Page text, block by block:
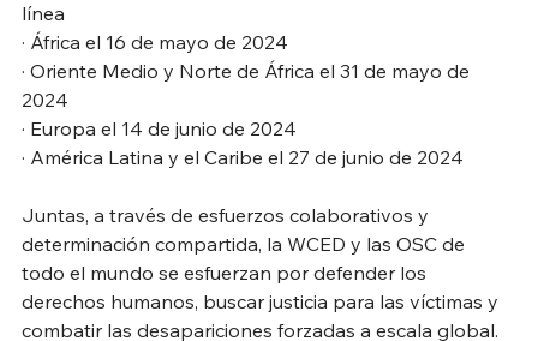
línea
· África el 16 de mayo de 2024
· Oriente Medio y Norte de África el 31 de mayo de
2024
· Europa el 14 de junio de 2024
· América Latina y el Caribe el 27 de junio de 2024
Juntas, a través de esfuerzos colaborativos y
determinación compartida, la WCED y las OSC de
todo el mundo se esfuerzan por defender los
derechos humanos, buscar justicia para las víctimas y
combatir las desapariciones forzadas a escala global.